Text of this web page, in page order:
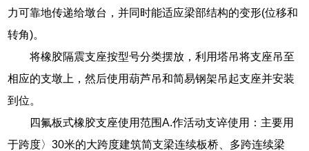
力可靠地传递给墩台，并同时能适应梁部结构的变形(位移和
转角)。
将橡胶隔震支座按型号分类摆放，利用塔吊将支座吊至
相应的支墩上，然后使用葫芦吊和简易钢架吊起支座并安装
到位。
四氟板式橡胶支座使用范围A.作活动支谇使用：主要用
于跨度〉30米的大跨度建筑简支梁连续板桥、多跨连续梁